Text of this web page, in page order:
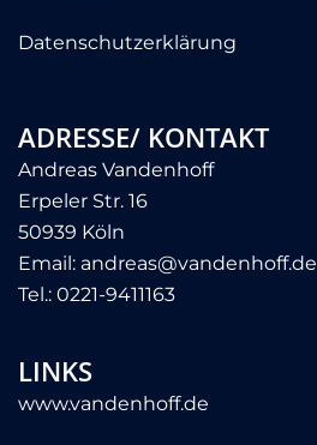
Datenschutzerklärung
ADRESSE/ KONTAKT
Andreas Vandenhoff
Erpeler Str. 16
50939 Köln
Email: andreas@vandenhoff.de
Tel.: 0221-9411163
LINKS
www.vandenhoff.de